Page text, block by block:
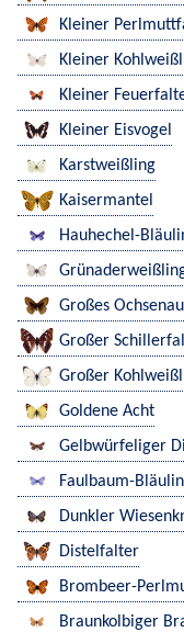
Kleiner
Kleiner
Kleiner
Kleiner Eisvogel
Karstweißling
Kaisermantel
Hauhechel-
Großes
Großer
Großer
Goldene Acht
Gelbwürfeliger
Faulbaum-
Dunkler
Distelfalter
Brombeer-
Braunkolbiger